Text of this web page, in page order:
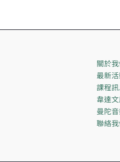
關於
最新
課程
韋達
曼陀
聯絡